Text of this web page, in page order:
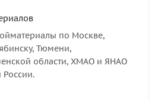
по Москве,
Тюмени,
области, ХМАО и ЯНАО
России.